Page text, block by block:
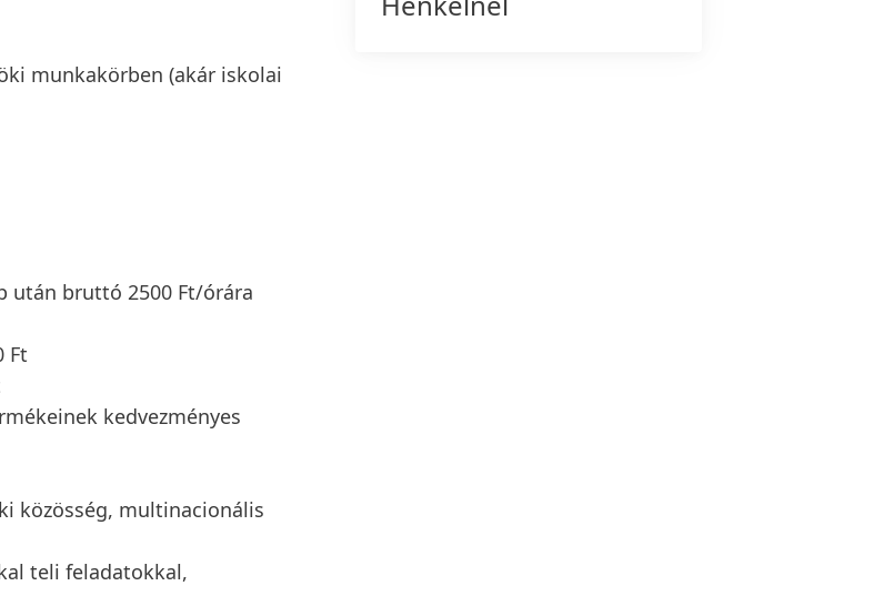
munkakörben (akár iskolai
után bruttó 2500 Ft/órára
Ft
kedvezményes
közösség, multinacionális
teli feladatokkal,